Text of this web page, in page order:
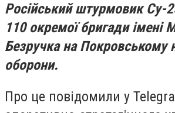
Російський штурмовик Су-
110 окремої бригади імені
Безручка на Покровському
оборони.
Про це повідомили у